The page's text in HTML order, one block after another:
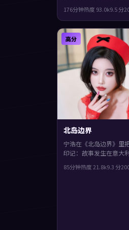
片尾余味很足。
176分钟热度 93.0k9.5分
高分
北岛边界
宁浩在《北岛边界》里
印记：故事发生在意大
德与生存之间反复拉扯
85分钟热度21.8k9.3 分